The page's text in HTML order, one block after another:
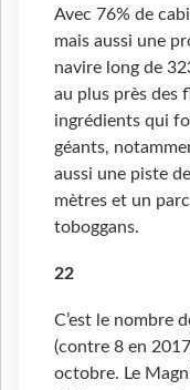
Avec 76% de
mais aussi une
navire long de
au plus près des
ingrédients qui
géants,
aussi une piste
mètres et un
toboggans.
22
C’est le nombre
(contre 8 en
octobre. Le